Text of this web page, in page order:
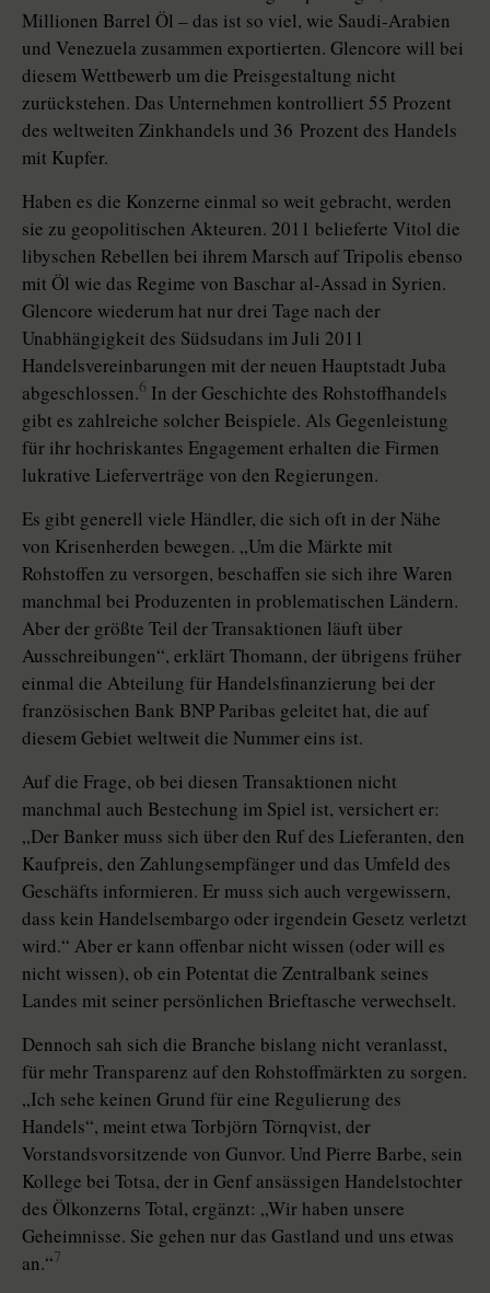
Millionen Barrel Öl – das ist so viel, wie Saudi-Arabien
und Venezuela zusammen exportierten. Glencore will bei
diesem Wettbewerb um die Preisgestaltung nicht
zurückstehen. Das Unternehmen kontrolliert 55 Prozent
des weltweiten Zinkhandels und 36 Prozent des Handels
mit Kupfer.
Haben es die Konzerne einmal so weit gebracht, werden
sie zu geopolitischen Akteuren. 2011 belieferte Vitol die
libyschen Rebellen bei ihrem Marsch auf Tripolis ebenso
mit Öl wie das Regime von Baschar al-Assad in Syrien.
Glencore wiederum hat nur drei Tage nach der
Unabhängigkeit des Südsudans im Juli 2011
Handelsvereinbarungen mit der neuen Hauptstadt Juba
abgeschlossen.6 In der Geschichte des Rohstoffhandels
gibt es zahlreiche solcher Beispiele. Als Gegenleistung
für ihr hochriskantes Engagement erhalten die Firmen
lukrative Lieferverträge von den Regierungen.
Es gibt generell viele Händler, die sich oft in der Nähe
von Krisenherden bewegen. „Um die Märkte mit
Rohstoffen zu versorgen, beschaffen sie sich ihre Waren
manchmal bei Produzenten in problematischen Ländern.
Aber der größte Teil der Transaktionen läuft über
Ausschreibungen“, erklärt Thomann, der übrigens früher
einmal die Abteilung für Handelsfinanzierung bei der
französischen Bank BNP Paribas geleitet hat, die auf
diesem Gebiet weltweit die Nummer eins ist.
Auf die Frage, ob bei diesen Transaktionen nicht
manchmal auch Bestechung im Spiel ist, versichert er:
„Der Banker muss sich über den Ruf des Lieferanten, den
Kaufpreis, den Zahlungsempfänger und das Umfeld des
Geschäfts informieren. Er muss sich auch vergewissern,
dass kein Handelsembargo oder irgendein Gesetz verletzt
wird.“ Aber er kann offenbar nicht wissen (oder will es
nicht wissen), ob ein Potentat die Zentralbank seines
Landes mit seiner persönlichen Brieftasche verwechselt.
Dennoch sah sich die Branche bislang nicht veranlasst,
für mehr Transparenz auf den Rohstoffmärkten zu sorgen.
„Ich sehe keinen Grund für eine Regulierung des
Handels“, meint etwa Torbjörn Törnqvist, der
Vorstandsvorsitzende von Gunvor. Und Pierre Barbe, sein
Kollege bei Totsa, der in Genf ansässigen Handelstochter
des Ölkonzerns Total, ergänzt: „Wir haben unsere
Geheimnisse. Sie gehen nur das Gastland und uns etwas
an.“7